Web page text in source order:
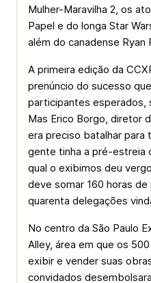
Mulher-Maravilha 2, os
Papel e do longa Star
além do canadense Ryan
A primeira edição da
prenúncio do sucesso
participantes esperados,
Mas Erico Borgo, diretor
era preciso batalhar para
gente tinha a pré-estreia
qual o exibimos deu
deve somar 160 horas
quarenta delegações
No centro da São Paulo
Alley, área em que os
exibir e vender suas
convidados